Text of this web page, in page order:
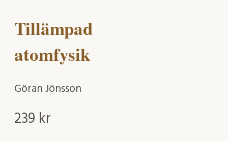
Tillämpad
atomfysik
Göran Jönsson
239 kr